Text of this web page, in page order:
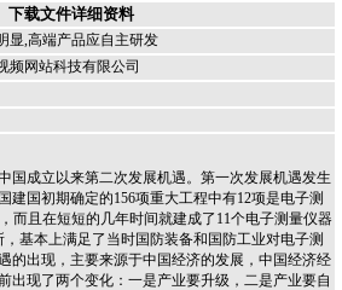
下载文件详细资料
显,高端产品应自主研发
频网站科技有限公司
成立以来第二次发展机遇。第一次发展机遇发生
中国建国初期确定的156项重大工程中有12项是电子测
，而且在短短的几年时间就建成了11个电子测量仪器
，基本上满足了当时国防装备和国防工业对电子测
出现，主要来源于中国经济的发展，中国经济经
现了两个变化：一是产业要升级，二是产业要自